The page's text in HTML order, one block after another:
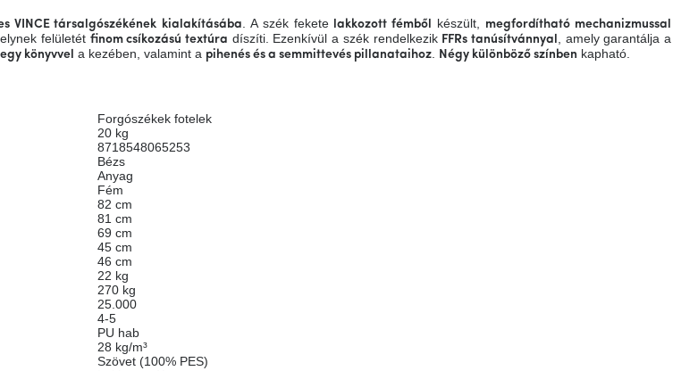
VINCE társalgószékének kialakításába . A szék fekete lakkozott fémből készült, megfordítható mechanizmussal
felületét finom csíkozású textúra díszíti. Ezenkívül a szék rendelkezik FFRs tanúsítvánnyal amely garantálja a
könyvvel a kezében, valamint a pihenés és a semmittevés pillanataihoz Négy különböző színben kapható.
Forgószékek fotelek
20 kg
8718548065253
Bézs
Anyag
Fém
82 cm
81 cm
69 cm
45 cm
46 cm
22 kg
270 kg
25.000
4-5
PU hab
28 kg/m³
Szövet (100% PES)